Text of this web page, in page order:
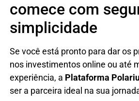
comece com
simplicidade
Se você está pronto para dar os
nos investimentos online ou até
experiência, a Plataforma
ser a parceira ideal na sua